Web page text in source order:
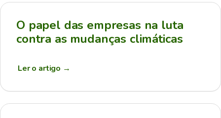
O papel das empresas na luta
contra as mudanças climáticas
Ler o artigo →